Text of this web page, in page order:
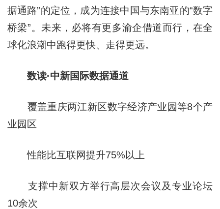
据通路”的定位，成为连接中国与东南亚的“数字
桥梁”。未来，必将有更多渝企借道而行，在全
球化浪潮中跑得更快、走得更远。
数读·中新国际数据通道
覆盖重庆两江新区数字经济产业园等8个产
业园区
性能比互联网提升75%以上
支撑中新双方举行高层次会议及专业论坛
10余次